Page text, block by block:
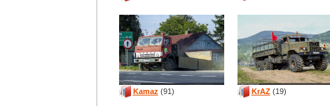
Kamaz (91) KrAZ(19)